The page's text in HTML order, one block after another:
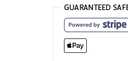
GUARANTEED